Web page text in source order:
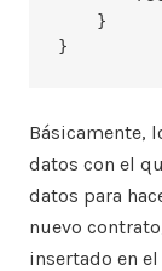
}
Básicamente,
datos con el
datos para
nuevo
insertado en